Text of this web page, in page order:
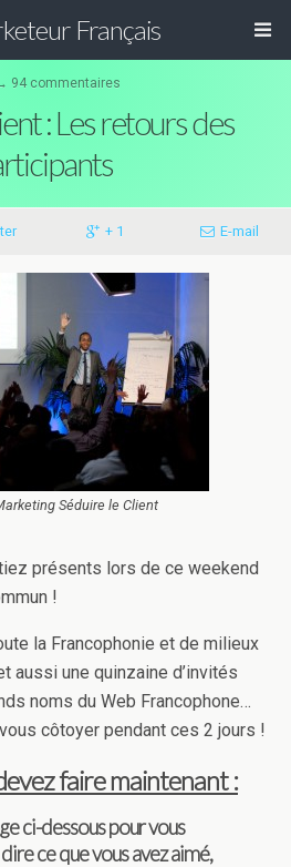
Français
94 commentaires
: Les retours des
+ 1 E-mail
Séduire le Client
présents lors de ce weekend
!
la Francophonie et de milieux
aussi une quinzaine d’invités
noms du Web Francophone…
côtoyer pendant ces 2 jours !
faire maintenant :
ci-dessous pour vous
ce que vous avez aimé,